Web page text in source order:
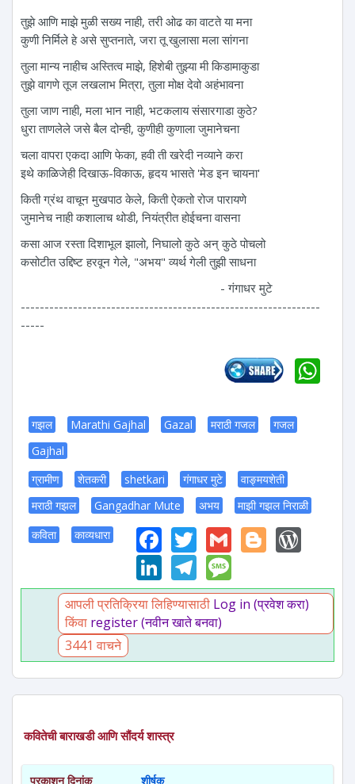
तुझे आणि माझे मुळी सख्य नाही, तरी ओढ का वाटते या मना
कुणी निर्मिले हे असे सुप्तनाते, जरा तू खुलासा मला सांगना
तुला मान्य नाहीच अस्तित्व माझे, हिशेबी तुझ्या मी किडामाकुडा
तुझे वागणे तूज लखलाभ मित्रा, तुला मोक्ष देवो अहंभावना
तुला जाण नाही, मला भान नाही, भटकलाय संसारगाडा कुठे?
धुरा ताणलेले जसे बैल दोन्ही, कुणीही कुणाला जुमानेचना
चला वापरा एकदा आणि फेका, हवी ती खरेदी नव्याने करा
इथे काळिजेही दिखाऊ-विकाऊ, हृदय भासते 'मेड इन चायना'
किती ग्रंथ वाचून मुखपाठ केले, किती ऐकतो रोज पारायणे
जुमानेच नाही कशालाच थोडी, नियंत्रीत होईचना वासना
कसा आज रस्ता दिशाभूल झालो, निघालो कुठे अन् कुठे पोचलो
कसोटीत उद्दिष्ट हरवून गेले, "अभय" व्यर्थ गेली तुझी साधना
- गंगाधर मुटे
---------------------------------------------------------------
-----
गझल Marathi Gajhal Gazal मराठी गजल
गजल
Gajhal
ग्रामीण
शेतकरी shetkari गंगाधर मुटे
वाङ्मयशेती
मराठी गझल
Gangadhar Mute अभय
माझी गझल निराळी
कविता
काव्यधारा Facebook
Twitter
Gmail
LinkedIn
Telegram
आपली प्रतिक्रिया लिहिण्यासाठी Log in (प्रवेश करा)
किंवा register (नवीन खाते बनवा)
3441 वाचने
कवितेची बाराखडी आणि सौंदर्य शास्त्र
प्रकाशन दिनांक शीर्षक